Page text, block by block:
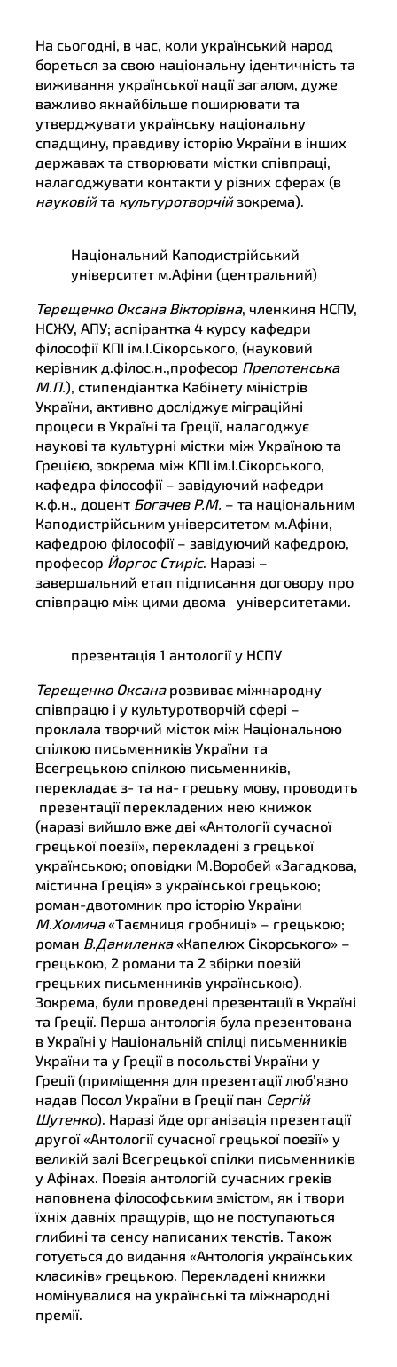
На сьогодні, в час, коли український народ
бореться за свою національну ідентичність та
виживання української нації загалом, дуже
важливо якнайбільше поширювати та
утверджувати українську національну
спадщину, правдиву історію України в інших
державах та створювати містки співпраці,
налагоджувати контакти у різних сферах (в
науковійта культуротворчій зокрема).
Національний Каподистрійський
університет м.Афіни (центральний)
Терещенко Оксана Вікторівна, членкиня НСПУ,
НСЖУ, АПУ; аспірантка 4 курсу кафедри
філософії КПІ ім.І.Сікорського, (науковий
керівник д.філос.н.,професор Препотенська
М.П.), стипендіантка Кабінету міністрів
України, активно досліджує міграційні
процеси в Україні та Греції, налагоджує
наукові та культурні містки між Україною та
Грецією, зокрема між КПІ ім.І.Сікорського,
кафедра філософії – завідуючий кафедри
к.ф.н., доцент Богачев Р.М. – та національним
Каподистрійським університетом м.Афіни,
кафедрою філософії – завідуючий кафедрою,
професор Йоргос Стиріс. Наразі –
завершальний етап підписання договору про
співпрацю між цими двома університетами.
презентація 1 антології у НСПУ
Терещенко Оксанарозвиває міжнародну
співпрацю і у культуротворчій сфері –
проклала творчий місток між Національною
спілкою письменників України та
Всегрецькою спілкою письменників,
перекладає з- та на- грецьку мову, проводить
презентації перекладених нею книжок
(наразі вийшло вже дві «Антології сучасної
грецької поезії», перекладені з грецької
українською; оповідки М.Воробей «Загадкова,
містична Греція» з української грецькою;
роман-двотомник про історію України
М.Хомича«Таємниця гробниці» – грецькою;
роман В.Даниленка«Капелюх Сікорського» –
грецькою, 2 романи та 2 збірки поезій
грецьких письменників українською).
Зокрема, були проведені презентації в Україні
та Греції. Перша антологія була презентована
в Україні у Національній спілці письменників
України та у Греції в посольстві України у
Греції (приміщення для презентації люб’язно
надав Посол України в Греції пан Сергій
Шутенко). Наразі йде організація презентації
другої «Антології сучасної грецької поезії» у
великій залі Всегрецької спілки письменників
у Афінах. Поезія антологій сучасних греків
наповнена філософським змістом, як і твори
їхніх давніх пращурів, що не поступаються
глибині та сенсу написаних текстів. Також
готується до видання «Антологія українських
класиків» грецькою. Перекладені книжки
номінувалися на українські та міжнародні
премії.